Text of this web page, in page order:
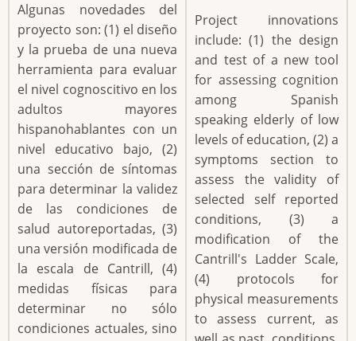
Algunas novedades del
proyecto son: (1) el diseño
y la prueba de una nueva
herramienta para evaluar
el nivel cognoscitivo en los
adultos mayores
hispanohablantes con un
nivel educativo bajo, (2)
una sección de síntomas
para determinar la validez
de las condiciones de
salud autoreportadas, (3)
una versión modificada de
la escala de Cantrill, (4)
medidas físicas para
determinar no sólo
condiciones actuales, sino
Project innovations
include: (1) the design
and test of a new tool
for assessing cognition
among Spanish
speaking elderly of low
levels of education, (2) a
symptoms section to
assess the validity of
selected self reported
conditions, (3) a
modification of the
Cantrill's Ladder Scale,
(4) protocols for
physical measurements
to assess current, as